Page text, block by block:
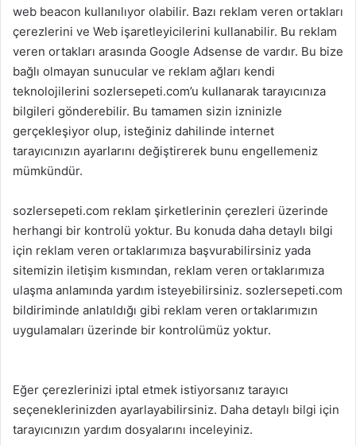
web beacon kullanılıyor olabilir. Bazı reklam veren ortakları
çerezlerini ve Web işaretleyicilerini kullanabilir. Bu reklam
veren ortakları arasında Google Adsense de vardır. Bu bize
bağlı olmayan sunucular ve reklam ağları kendi
teknolojilerini sozlersepeti.com’u kullanarak tarayıcınıza
bilgileri gönderebilir. Bu tamamen sizin izninizle
gerçekleşiyor olup, isteğiniz dahilinde internet
tarayıcınızın ayarlarını değiştirerek bunu engellemeniz
mümkündür.
sozlersepeti.com reklam şirketlerinin çerezleri üzerinde
herhangi bir kontrolü yoktur. Bu konuda daha detaylı bilgi
için reklam veren ortaklarımıza başvurabilirsiniz yada
sitemizin iletişim kısmından, reklam veren ortaklarımıza
ulaşma anlamında yardım isteyebilirsiniz. sozlersepeti.com
bildiriminde anlatıldığı gibi reklam veren ortaklarımızın
uygulamaları üzerinde bir kontrolümüz yoktur.
Eğer çerezlerinizi iptal etmek istiyorsanız tarayıcı
seçeneklerinizden ayarlayabilirsiniz. Daha detaylı bilgi için
tarayıcınızın yardım dosyalarını inceleyiniz.